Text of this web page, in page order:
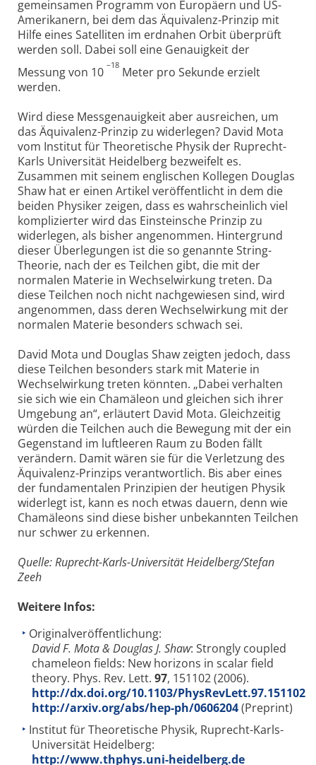
gemeinsamen Programm von Europäern und US-
Amerikanern, bei dem das Äquivalenz-Prinzip mit
Hilfe eines Satelliten im erdnahen Orbit überprüft
werden soll. Dabei soll eine Genauigkeit der
Messung von 10 –18 Meter pro Sekunde erzielt
werden.
Wird diese Messgenauigkeit aber ausreichen, um
das Äquivalenz-Prinzip zu widerlegen? David Mota
vom Institut für Theoretische Physik der Ruprecht-
Karls Universität Heidelberg bezweifelt es.
Zusammen mit seinem englischen Kollegen Douglas
Shaw hat er einen Artikel veröffentlicht in dem die
beiden Physiker zeigen, dass es wahrscheinlich viel
komplizierter wird das Einsteinsche Prinzip zu
widerlegen, als bisher angenommen. Hintergrund
dieser Überlegungen ist die so genannte String-
Theorie, nach der es Teilchen gibt, die mit der
normalen Materie in Wechselwirkung treten. Da
diese Teilchen noch nicht nachgewiesen sind, wird
angenommen, dass deren Wechselwirkung mit der
normalen Materie besonders schwach sei.
David Mota und Douglas Shaw zeigten jedoch, dass
diese Teilchen besonders stark mit Materie in
Wechselwirkung treten könnten. „Dabei verhalten
sie sich wie ein Chamäleon und gleichen sich ihrer
Umgebung an“, erläutert David Mota. Gleichzeitig
würden die Teilchen auch die Bewegung mit der ein
Gegenstand im luftleeren Raum zu Boden fällt
verändern. Damit wären sie für die Verletzung des
Äquivalenz-Prinzips verantwortlich. Bis aber eines
der fundamentalen Prinzipien der heutigen Physik
widerlegt ist, kann es noch etwas dauern, denn wie
Chamäleons sind diese bisher unbekannten Teilchen
nur schwer zu erkennen.
Quelle: Ruprecht-Karls-Universität Heidelberg/Stefan
Zeeh
Weitere Infos:
Originalveröffentlichung:
David F. Mota & Douglas J. Shaw: Strongly coupled
chameleon fields: New horizons in scalar field
theory. Phys. Rev. Lett. 97, 151102 (2006).
http://dx.doi.org/10.1103/PhysRevLett.97.151102
http://arxiv.org/abs/hep-ph/0606204(Preprint)
Institut für Theoretische Physik, Ruprecht-Karls-
Universität Heidelberg:
http://www.thphys.uni-heidelberg.de